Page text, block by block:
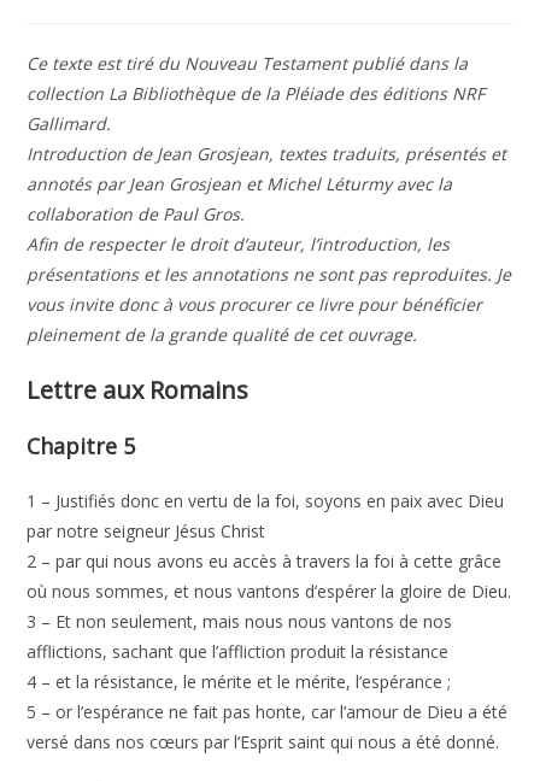
Ce texte est tiré du Nouveau Testament publié dans la
collection La Bibliothèque de la Pléiade des éditions NRF
Gallimard.
Introduction de Jean Grosjean, textes traduits, présentés et
annotés par Jean Grosjean et Michel Léturmy avec la
collaboration de Paul Gros.
Afin de respecter le droit d’auteur, l’introduction, les
présentations et les annotations ne sont pas reproduites. Je
vous invite donc à vous procurer ce livre pour bénéficier
pleinement de la grande qualité de cet ouvrage.
Lettre aux Romains
Chapitre 5
1 – Justifiés donc en vertu de la foi, soyons en paix avec Dieu
par notre seigneur Jésus Christ
2 – par qui nous avons eu accès à travers la foi à cette grâce
où nous sommes, et nous vantons d’espérer la gloire de Dieu.
3 – Et non seulement, mais nous nous vantons de nos
afflictions, sachant que l’affliction produit la résistance
4 – et la résistance, le mérite et le mérite, l’espérance ;
5 – or l’espérance ne fait pas honte, car l’amour de Dieu a été
versé dans nos cœurs par l’Esprit saint qui nous a été donné.